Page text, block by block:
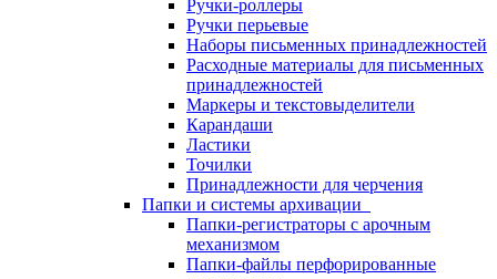
Ручки-роллеры
Ручки перьевые
Наборы письменных принадлежностей
Расходные материалы для письменных
принадлежностей
Маркеры и текстовыделители
Карандаши
Ластики
Точилки
Принадлежности для черчения
Папки и системы архивации
Папки-регистраторы с арочным
механизмом
Папки-файлы перфорированные